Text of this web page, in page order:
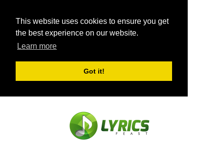
This website uses cookies to ensure you get
the best experience on our website.
Learn more
Got it!